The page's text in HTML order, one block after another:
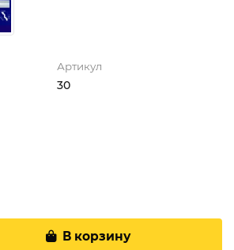
Артикул
30
В корзину